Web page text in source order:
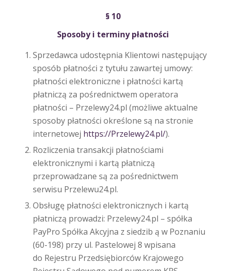
§ 10
Sposoby i terminy płatności
Sprzedawca udostępnia Klientowi następujący
sposób płatności z tytułu zawartej umowy:
płatności elektroniczne i płatności kartą
płatniczą za pośrednictwem operatora
płatności – Przelewy24.pl (możliwe aktualne
sposoby płatności określone są na stronie
internetowej https://Przelewy24.pl/).
Rozliczenia transakcji płatnościami
elektronicznymi i kartą płatniczą
przeprowadzane są za pośrednictwem
serwisu Przelewu24.pl.
Obsługę płatności elektronicznych i kartą
płatniczą prowadzi: Przelewy24.pl – spółka
PayPro Spółka Akcyjna z siedzib ą w Poznaniu
(60-198) przy ul. Pastelowej 8 wpisana
do Rejestru Przedsiębiorców Krajowego